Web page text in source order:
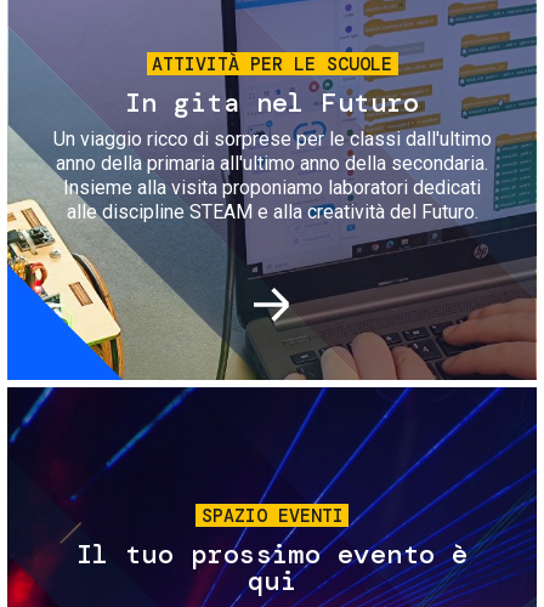
ATTIVITÀ PER LE SCUOLE
In gita nel Futuro
Un viaggio ricco di sorprese per le classi dall'ultimo
anno della primaria all'ultimo anno della secondaria.
Insieme alla visita proponiamo laboratori dedicati
alle discipline STEAM e alla creatività del Futuro.
Immagine
SPAZIO EVENTI
Il tuo prossimo evento è
qui